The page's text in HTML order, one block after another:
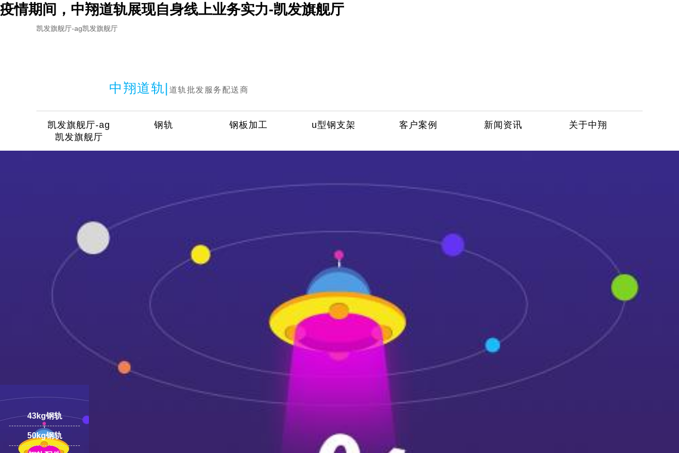
疫情期间，中翔道轨展现自身线上业务实力-凯发旗舰厅
凯发旗舰厅-ag凯发旗舰厅
中翔道轨| 道轨批发服务配送商
18100332293
凯发旗舰厅-ag
凯发旗舰厅
钢轨 钢板加工 u型钢支架 客户案例 新闻资讯 关于中翔
43kg钢轨
50kg钢轨